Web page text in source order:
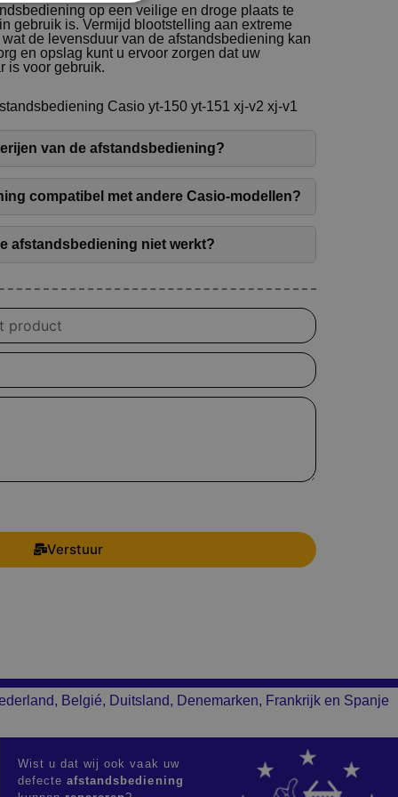
op een veilige en droge plaats te
gebruik is. Vermijd blootstelling aan extreme
de levensduur van de afstandsbediening kan
en opslag kunt u ervoor zorgen dat uw
is voor gebruik.
Casio yt-150 yt-151 xj-v2 xj-v1
van de afstandsbediening?
compatibel met andere Casio-modellen?
afstandsbediening niet werkt?
Verstuur
Belgié, Duitsland, Denemarken, Frankrijk en Spanje
Wist u dat wij ook vaak uw
defecteafstandsbediening